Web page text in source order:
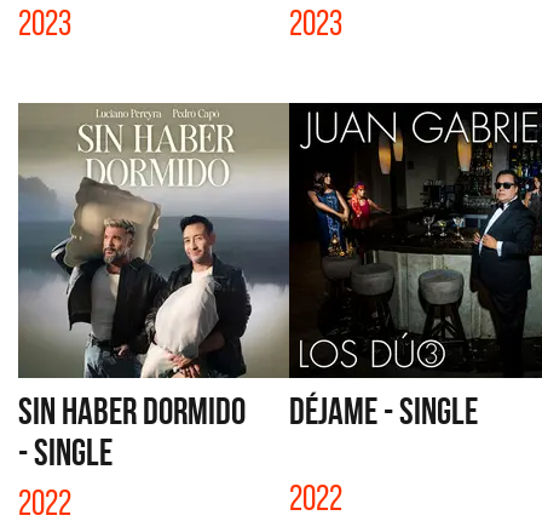
2023 2023
SIN HABER DORMIDO
- SINGLE
2022
DÉJAME - SINGLE
2022